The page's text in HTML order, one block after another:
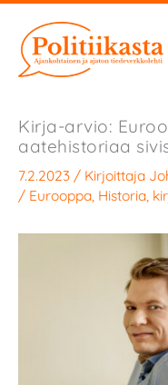
sisältöön
Kirja-arvio:
aatehistoriaa
7.2.2023 / Kirjoittaja
/ Eurooppa Historia